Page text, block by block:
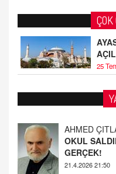
25
AHMED
GERÇEK!
21.4.2026 21:50
Fatih Bayhan